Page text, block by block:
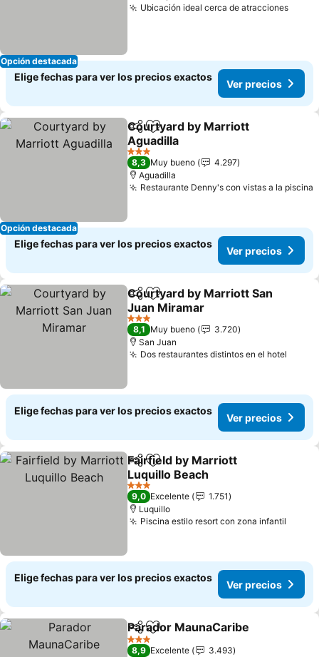
Opción destacada
Ubicación ideal cerca de atraccionesVer
Elige fechas para ver los precios exactos
Ver precios
Opción destacada
CompartirAgregar a favoritos
Courtyard by Marriott
Aguadilla
Ver precios
3 Estrellas
8,3 Muy bueno
4.297
Aguadilla
Restaurante Denny's con vistas a la piscina
Elige fechas para ver los precios exactos
Ver precios
CompartirAgregar a favoritos
Courtyard by Marriott San
Juan Miramar
Ver precios
3 Estrellas
8,1 Muy bueno
3.720
San Juan
Dos restaurantes distintos en el hotel
Elige fechas para ver los precios exactos
Ver precios
CompartirAgregar a favoritos
Fairfield by Marriott
Luquillo Beach
Ver precios
3 Estrellas
9,0 Excelente
1.751
Luquillo
Piscina estilo resort con zona infantil
Elige fechas para ver los precios exactos
Ver precios
CompartirAgregar a favoritos
Parador MaunaCaribe
3 Estrellas
8,9 Excelente
3.493